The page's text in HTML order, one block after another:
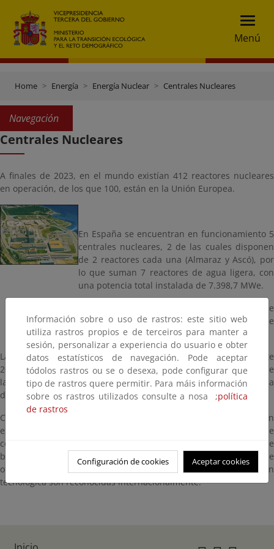
Menú
Home Energía Energía Nuclear Centrales Nucleares
Navegación
Centrales Nucleares
A finales de 2023, en el mundo existían 412 reactores nucleares
en operación, de los que 100, están en la Unión Europea.
En España se encuentran en funcionamiento 5
centrales nucleares, 2 de las cuales disponen
de 2 reactores cada una (Almaraz y Ascó), por
lo que suman 7 reactores de agua ligera, con
una potencia total instalada de 7.398,7 MWe.
Las centrales nucleares de Santa María de
Garoña, Jose Cabrera y Vandellós I se
encuentran en desmantelamiento.
La producción de energía eléctrica nuclear en España durante
2022 fue de 55.984 GWh, lo que representó el 20,26 % del total de
la producción del sistema eléctrico nacional, un 3,6% superior a la
del año anterior.
Con el fin de dar el adecuado apoyo al parque nuclear en
explotación, España cuenta con una notable infraestructura, que
comprende empresas de ingeniería, construcción, fabricación de
bienes de equipo, garantía de calidad y servicios, formación de
operadores, etc., cuya sólida experiencia y cualificación
tecnológica son reconocidas internacionalmente.
Información sobre o uso de rastros: este sitio web
utiliza rastros propios e de terceiros para manter a
sesión, personalizar a experiencia do usuario e obter
datos estatísticos de navegación. Pode aceptar
tódolos rastros ou se o desexa, pode configurar que
tipo de rastros quere permitir. Para máis información
sobre os rastros utilizados consulte a nosa ;política
de rastros
Configuración de cookies Aceptar cookies